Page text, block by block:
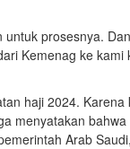
prosesnya.
Kemenag ke kami
haji 2024.
menyatakan
Arab